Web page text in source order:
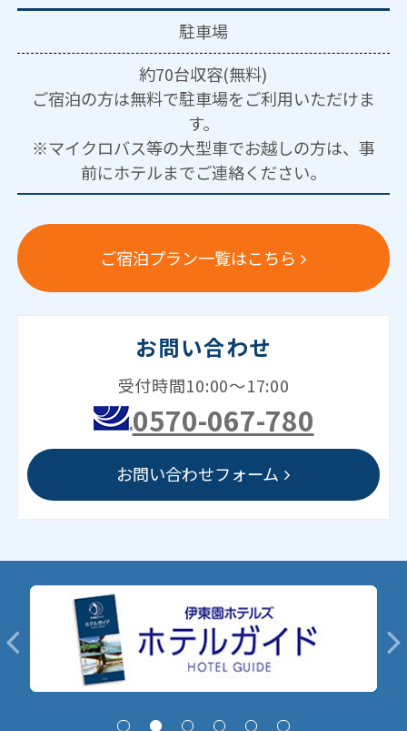
駐車場
約70台収容(無料)
ご宿泊の方は無料で駐車場をご利用いただけま
す。
※マイクロバス等の大型車でお越しの方は、事
前にホテルまでご連絡ください。
ご宿泊プラン一覧はこちら
お問い合わせ
受付時間10:00～17:00
0570-067-780
お問い合わせフォーム